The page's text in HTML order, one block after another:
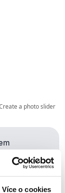
Více o cookies